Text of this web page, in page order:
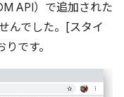
API）で追加された
んでした。[スタイ
です。